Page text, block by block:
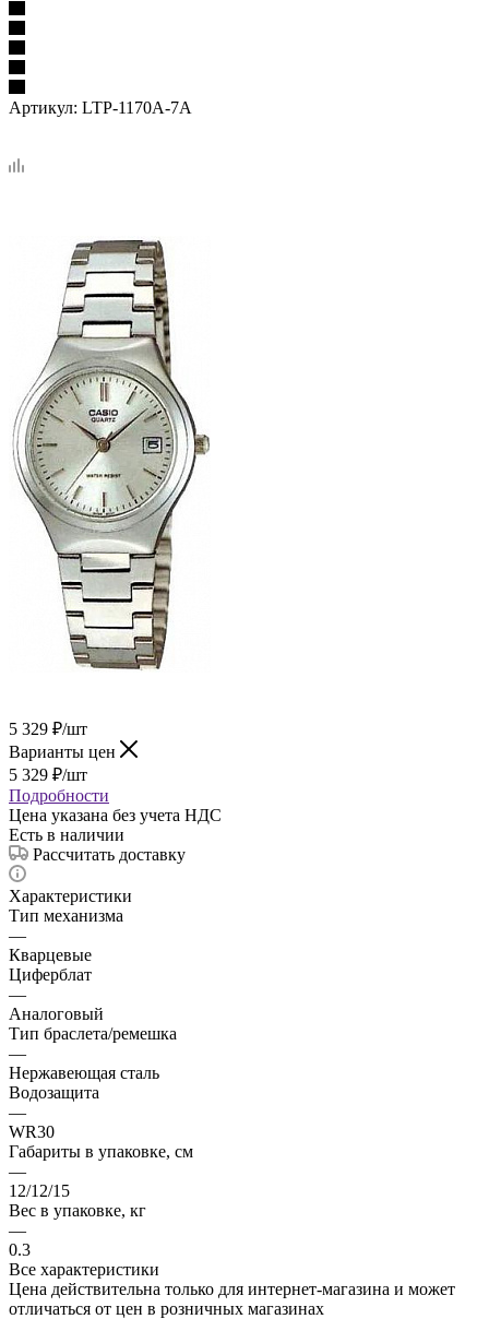
Артикул: LTP-1170A-7A
5 329 ₽/шт
Варианты цен
5 329 ₽/шт
Подробности
Цена указана без учета НДС
Есть в наличии
Рассчитать доставку
Характеристики
Тип механизма
—
Кварцевые
Циферблат
—
Аналоговый
Тип браслета/ремешка
—
Нержавеющая сталь
Водозащита
—
WR30
Габариты в упаковке, см
—
12/12/15
Вес в упаковке, кг
—
0.3
Все характеристики
Цена действительна только для интернет-магазина и может
отличаться от цен в розничных магазинах